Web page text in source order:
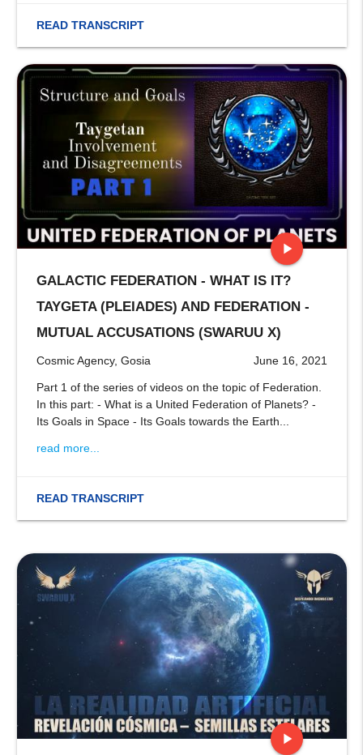
READ TRANSCRIPT
play_arrow
stop
GALACTIC FEDERATION - WHAT IS IT?
TAYGETA (PLEIADES) AND FEDERATION -
MUTUAL ACCUSATIONS (SWARUU X)
Cosmic Agency, Gosia June 16, 2021
Part 1 of the series of videos on the topic of Federation.
In this part: - What is a United Federation of Planets? -
Its Goals in Space - Its Goals towards the Earth...
read more...
READ TRANSCRIPT
play_arrow